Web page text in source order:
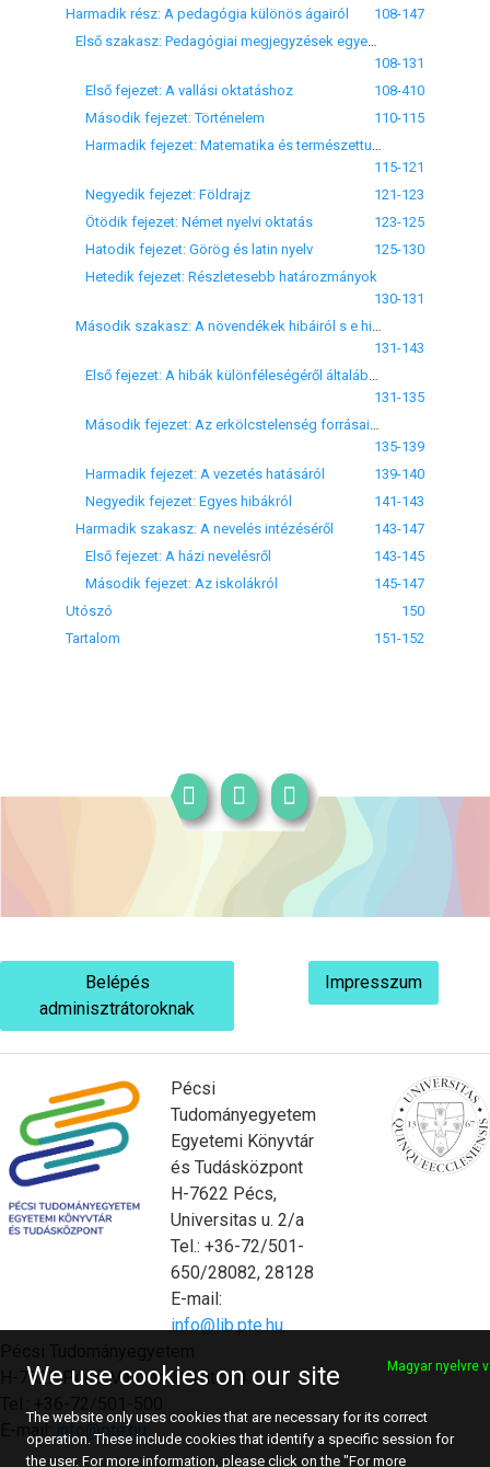
Harmadik rész: A pedagógia különös ágairól
108-147
108-131
Első fejezet: A vallási oktatáshoz
108-410
Második fejezet: Történelem
110-115
115-121
Negyedik fejezet: Földrajz
121-123
Ötödik fejezet: Német nyelvi oktatás
123-125
Hatodik fejezet: Görög és latin nyelv
125-130
Hetedik fejezet: Részletesebb határozmányok
130-131
131-143
131-135
135-139
Harmadik fejezet: A vezetés hatásáról
139-140
Negyedik fejezet: Egyes hibákról
141-143
Harmadik szakasz: A nevelés intézéséről
143-147
Első fejezet: A házi nevelésről
143-145
Második fejezet: Az iskolákról
145-147
Utószó
150
Tartalom
151-152
Belépés
adminisztrátoroknak
Impresszum
Pécsi
Tudományegyetem
Egyetemi Könyvtár
és Tudásközpont
H-7622 Pécs,
Universitas u. 2/a
Tel.: +36-72/501-
650/28082, 28128
E-mail:
info@lib.pte.hu
H-7622 Pécs, Vasvári Pál utca 4.
info@pte.hu
We use cookies on our site Magyar nyelvre
The website only uses cookies that are necessary for its correct
operation. These include cookies that identify a specific session for
the user. For more information, please click on the "For more